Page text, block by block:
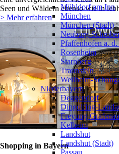
Seen und Wäldern ebenso wie in
> Mehr erfahren
Shopping in Bayern
Mühldorf am Inn
München
München (Stadt)
Neuburg-
Pfaffenhofen a.
Rosenheim
Starnberg
Traunstein
Weilheim-
Niederbayern
Deggendorf
Dingolfing-
Freyung-Grafenau
Kelheim
Landshut
Landshut (Stadt)
Passau